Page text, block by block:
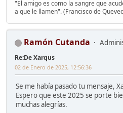
"El amigo es como la sangre que
a que le llamen". (Francisco de
Ramón Cutanda
Re:De Xarqus
02 de Enero de 2025, 12:56:36
Se me había pasado tu mensaje,
Espero que este 2025 se porte
muchas alegrías.